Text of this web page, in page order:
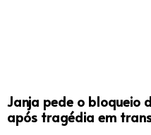
Janja pede o bloqueio
após tragédia em